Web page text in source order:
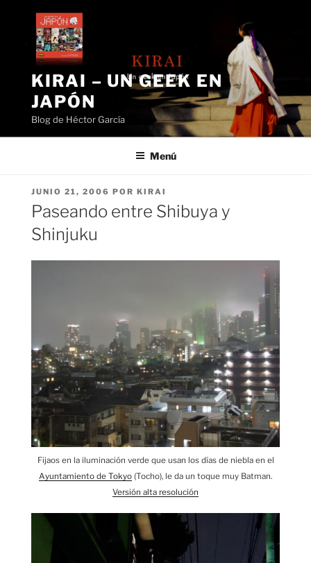
contenido
KIRAI – UN GEEK EN
JAPÓN
Blog de Héctor García
Menú
PUBLICADO
EL
JUNIO 21, 2006 POR KIRAI
Paseando entre Shibuya y
Shinjuku
Fijaos en la iluminación verde que usan los días de niebla en el
Ayuntamiento de Tokyo (Tocho), le da un toque muy Batman.
Versión alta resolución